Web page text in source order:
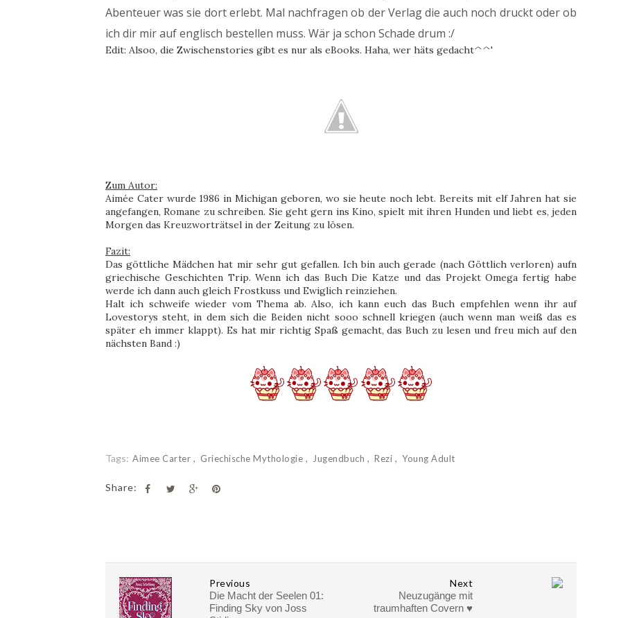
Abenteuer was sie dort erlebt. Mal nachfragen ob der Verlag die auch noch druckt oder ob
ich dir mir auf englisch bestellen muss. Wär ja schon Schade drum :/
Edit: Alsoo, die Zwischenstories gibt es nur als eBooks. Haha, wer häts gedacht^^'
Zum Autor:
Aimée Cater wurde 1986 in Michigan geboren, wo sie heute noch lebt. Bereits mit elf Jahren hat sie
angefangen, Romane zu schreiben. Sie geht gern ins Kino, spielt mit ihren Hunden und liebt es, jeden
Morgen das Kreuzworträtsel in der Zeitung zu lösen.
Fazit:
Das göttliche Mädchen hat mir sehr gut gefallen. Ich bin auch gerade (nach Göttlich verloren) aufn
griechische Geschichten Trip. Wenn ich das Buch Die Katze und das Projekt Omega fertig habe
werde ich dann auch gleich Frostkuss und Ewiglich reinziehen.
Halt ich schweife wieder vom Thema ab. Also, ich kann euch das Buch empfehlen wenn ihr auf
Lovestorys steht, in dem sich die Beiden nicht sooo schnell kriegen (auch wenn man weiß das es
später eh immer klappt). Es hat mir richtig Spaß gemacht, das Buch zu lesen und freu mich auf den
nächsten Band :)
Tags: Aimee Carter Griechische Mythologie Jugendbuch Rezi Young Adult
Share:
Next
Neuzugänge mit
traumhaften Covern ♥
Previous
Die Macht der Seelen 01:
Finding Sky von Joss